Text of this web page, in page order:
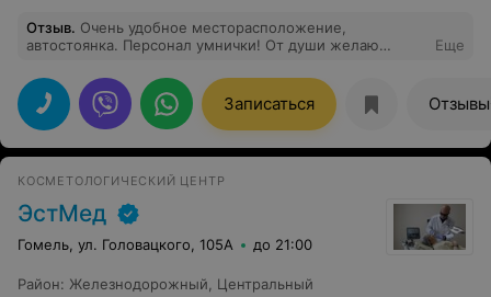
Отзыв. Очень удобное месторасположение,
автостоянка. Персонал умнички! От души желаю
Еще
Записаться Отзывы
КОСМЕТОЛОГИЧЕСКИЙ ЦЕНТР
ЭстМед
Гомель, ул. Головацкого, 105А до 21:00
Район: Железнодорожный Центральный